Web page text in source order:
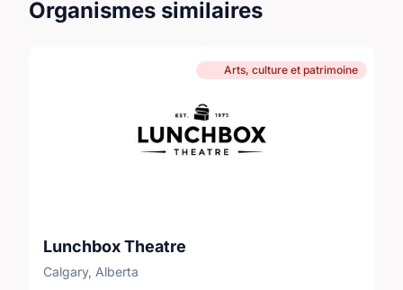
Organismes similaires
Arts, culture et patrimoine
Lunchbox Theatre
Calgary, Alberta